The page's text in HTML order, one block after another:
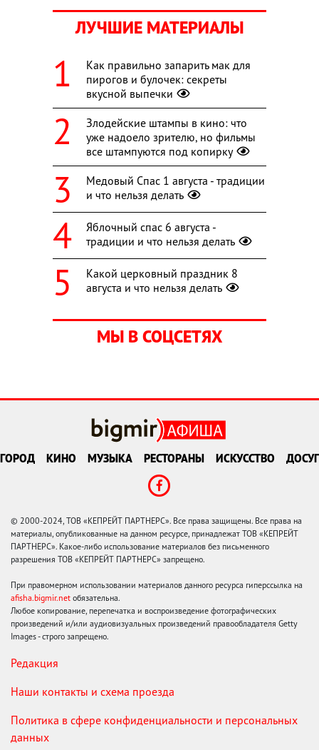
ЛУЧШИЕ МАТЕРИАЛЫ
Как правильно запарить мак для
пирогов и булочек: секреты
вкусной выпечки
Злодейские штампы в кино: что
уже надоело зрителю, но фильмы
все штампуются под копирку
Медовый Спас 1 августа - традиции
и что нельзя делать
Яблочный спас 6 августа -
традиции и что нельзя делать
Какой церковный праздник 8
августа и что нельзя делать
МЫ В СОЦСЕТЯХ
ГОРОД КИНО МУЗЫКА РЕСТОРАНЫ ИСКУССТВО ДОСУГ
© 2000-2024, ТОВ «КЕПРЕЙТ ПАРТНЕРС». Все права защищены. Все права на
материалы, опубликованные на данном ресурсе, принадлежат ТОВ «КЕПРЕЙТ
ПАРТНЕРС». Какое-либо использование материалов без письменного
разрешения ТОВ «КЕПРЕЙТ ПАРТНЕРС» запрещено.
При правомерном использовании материалов данного ресурса гиперссылка на
afisha.bigmir.net обязательна.
Любое копирование, перепечатка и воспроизведение фотографических
произведений и/или аудиовизуальных произведений правообладателя Getty
Images - строго запрещено.
Редакция
Наши контакты и схема проезда
Политика в сфере конфиденциальности и персональных
данных